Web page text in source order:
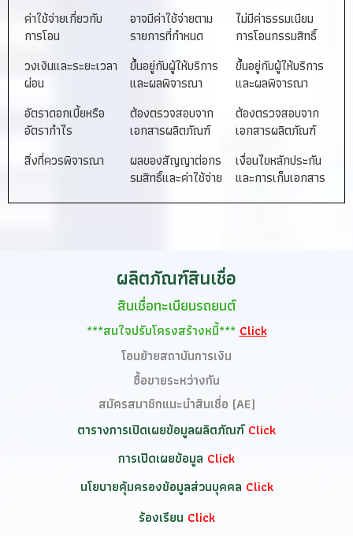
ค่าใช้จ่ายเกี่ยวกับ
การโอน
อาจมีค่าใช้จ่ายตาม
รายการที่กำหนด
ไม่มีค่าธรรมเนียม
การโอนกรรมสิทธิ์
วงเงินและระยะเวลา
ผ่อน
ขึ้นอยู่กับผู้ให้บริการ
และผลพิจารณา
ขึ้นอยู่กับผู้ให้บริการ
และผลพิจารณา
อัตราดอกเบี้ยหรือ
อัตรากำไร
ต้องตรวจสอบจาก
เอกสารผลิตภัณฑ์
ต้องตรวจสอบจาก
เอกสารผลิตภัณฑ์
สิ่งที่ควรพิจารณา
ผลของสัญญาต่อกร
รมสิทธิ์และค่าใช้จ่าย
เงื่อนไขหลักประกัน
และการเก็บเอกสาร
ผลิตภัณฑ์สินเชื่อ
สินเชื่อทะเบียนรถยนต์
***สนใจปรับโครงสร้างหนี้***Click
โอนย้ายสถาบันการเงิน
ซื้อขายระหว่างกัน
สมัครสมาชิกแนะนำสินเชื่อ (AE)
ตารางการเปิดเผยข้อมูลผลิตภัณฑ์Click
การเปิดเผยข้อมูล Click
นโยบายคุ้มครองข้อมูลส่วนบุคคล Click
ร้องเรียน Click